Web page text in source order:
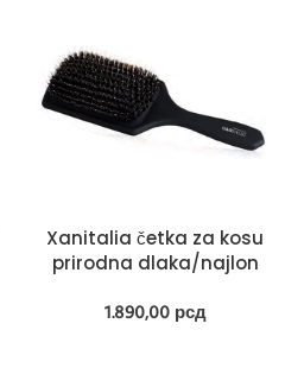
Xanitalia četka za kosu
prirodna dlaka/najlon
1.890,00 рсд